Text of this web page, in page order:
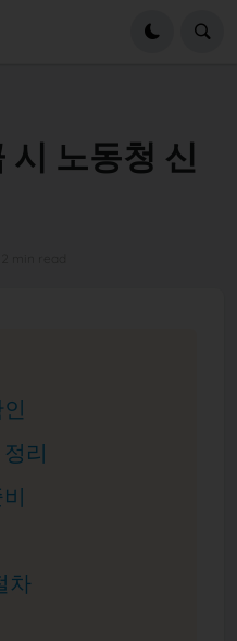
시 노동청 신
리
차